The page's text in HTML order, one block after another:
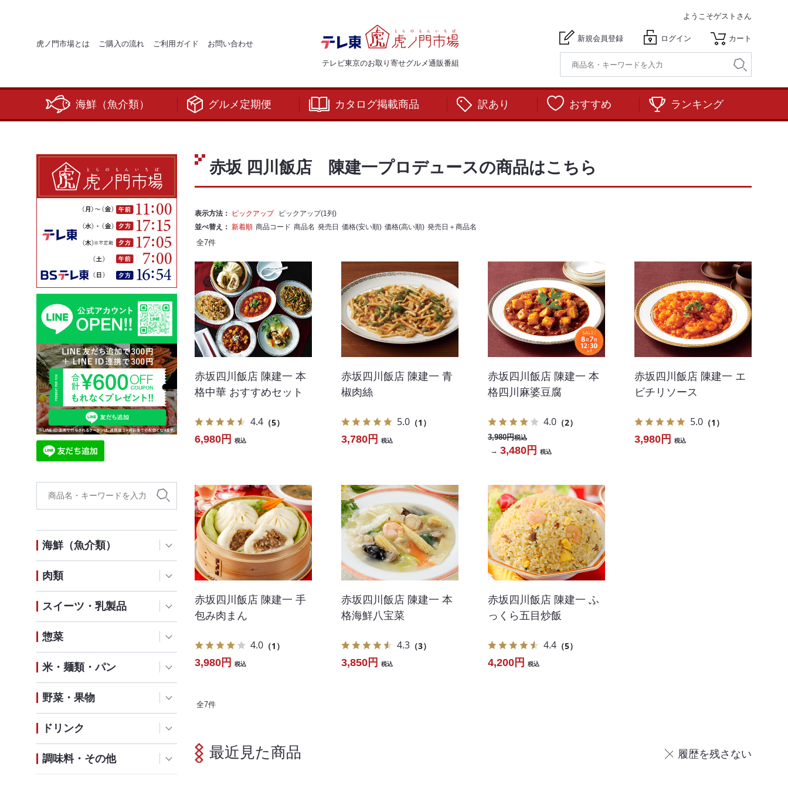
虎ノ門市場とは ご購入の流れ ご利用ガイド お問い合わせ
テレビ東京のお取り寄せグルメ通販番組
ようこそゲストさん
新規会員登録 ログイン カート
海鮮（魚介類） グルメ定期便 カタログ掲載商品 訳あり おすすめ ランキング
海鮮（魚介類）
肉類
スイーツ・乳製品
惣菜
米・麺類・パン
野菜・果物
ドリンク
調味料・その他
赤坂 四川飯店 陳建一プロデュースの商品はこちら
表示方法： ピックアップ
ピックアップ(1列)
並べ替え： 新着順 商品コード 商品名 発売日 価格(安い順) 価格(高い順) 発売日＋商品名
全7件
赤坂四川飯店 陳建一 本
格中華 おすすめセット
4.4 （5）
6,980円 税込
赤坂四川飯店 陳建一 青
椒肉絲
5.0 （1）
3,780円 税込
赤坂四川飯店 陳建一 本
格四川麻婆豆腐
4.0 （2）
3,980円税込
→ 3,480円 税込
赤坂四川飯店 陳建一 エ
ビチリソース
5.0 （1）
3,980円 税込
赤坂四川飯店 陳建一 手
包み肉まん
4.0 （1）
3,980円 税込
赤坂四川飯店 陳建一 本
格海鮮八宝菜
4.3 （3）
3,850円 税込
赤坂四川飯店 陳建一 ふ
っくら五目炒飯
4.4 （5）
4,200円 税込
全7件
最近見た商品 履歴を残さない